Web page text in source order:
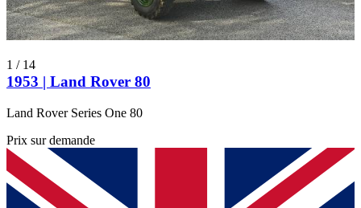
1 / 14
1953 | Land Rover 80
Land Rover Series One 80
Prix sur demande